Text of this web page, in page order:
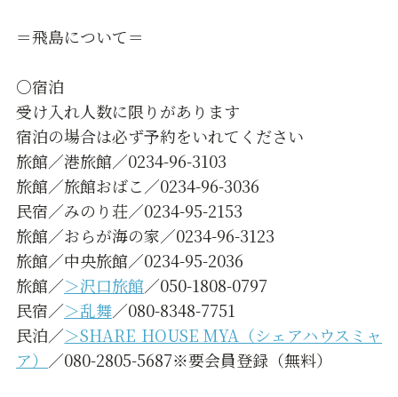
＝飛島について＝
○宿泊
受け入れ人数に限りがあります
宿泊の場合は必ず予約をいれてください
旅館／港旅館／0234-96-3103
旅館／旅館おばこ／0234-96-3036
民宿／みのり荘／0234-95-2153
旅館／おらが海の家／0234-96-3123
旅館／中央旅館／0234-95-2036
旅館／＞沢口旅館／050-1808-0797
民宿／＞乱舞／080-8348-7751
民泊／＞SHARE HOUSE MYA（シェアハウスミャ
ア） ／080-2805-5687※要会員登録（無料）